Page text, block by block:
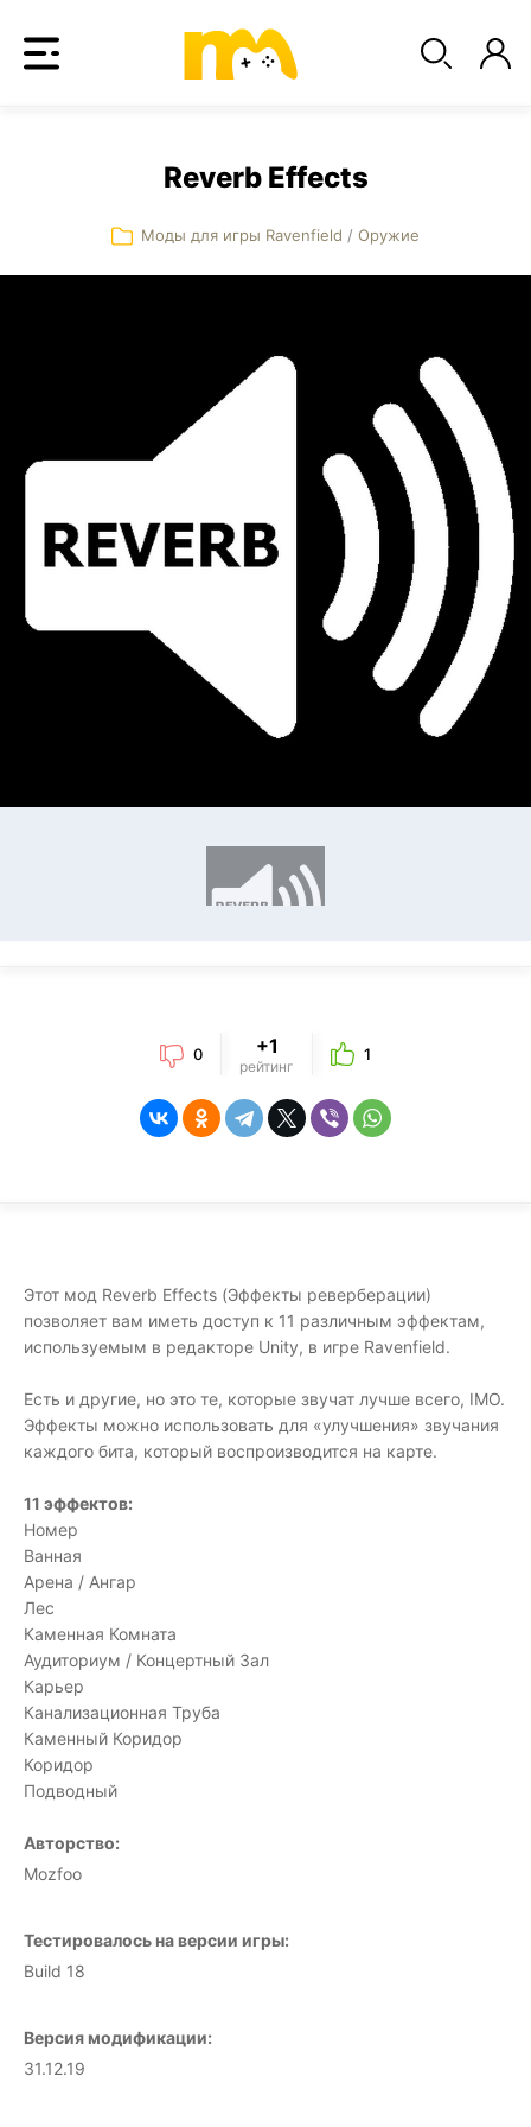
Reverb Effects
Моды для игры Ravenfield / Оружие
0 +1
рейтинг
1
Этот мод Reverb Effects (Эффекты реверберации)
позволяет вам иметь доступ к 11 различным эффектам,
используемым в редакторе Unity, в игре Ravenfield.
Есть и другие, но это те, которые звучат лучше всего, IMO.
Эффекты можно использовать для «улучшения» звучания
каждого бита, который воспроизводится на карте.
11 эффектов:
Номер
Ванная
Арена / Ангар
Лес
Каменная Комната
Аудиториум / Концертный Зал
Карьер
Канализационная Труба
Каменный Коридор
Коридор
Подводный
Авторство:
Mozfoo
Тестировалось на версии игры:
Build 18
Версия модификации:
31.12.19